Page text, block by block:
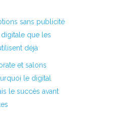
sans publicité
que les
déjà
et salons
le digital
le succès avant